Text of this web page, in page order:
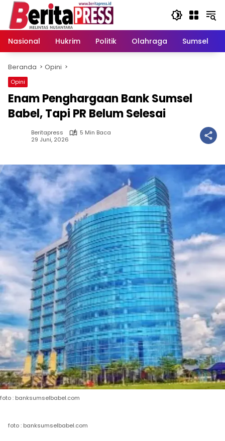
Langsung
konten
Nasional
Hukrim Politik Olahraga Sumsel
Beranda Opini
Opini
Enam Penghargaan Bank Sumsel
Babel, Tapi PR Belum Selesai
Beritapress
5 Min Baca
29 Juni, 2026
foto : banksumselbabel.com
foto : banksumselbabel.com